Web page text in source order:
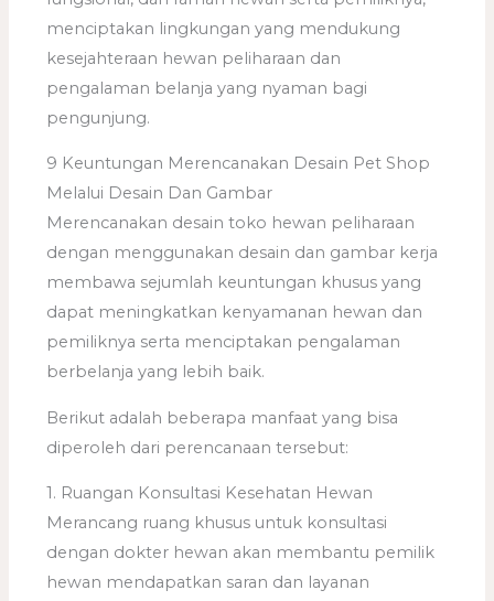
menciptakan lingkungan yang mendukung
kesejahteraan hewan peliharaan dan
pengalaman belanja yang nyaman bagi
pengunjung.
9 Keuntungan Merencanakan Desain Pet Shop
Melalui Desain Dan Gambar
Merencanakan desain toko hewan peliharaan
dengan menggunakan desain dan gambar kerja
membawa sejumlah keuntungan khusus yang
dapat meningkatkan kenyamanan hewan dan
pemiliknya serta menciptakan pengalaman
berbelanja yang lebih baik.
Berikut adalah beberapa manfaat yang bisa
diperoleh dari perencanaan tersebut:
1. Ruangan Konsultasi Kesehatan Hewan
Merancang ruang khusus untuk konsultasi
dengan dokter hewan akan membantu pemilik
hewan mendapatkan saran dan layanan